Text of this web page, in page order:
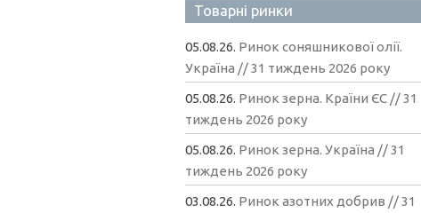
Товарні ринки
05.08.26. Ринок соняшникової олії.
Україна // 31 тиждень 2026 року
05.08.26. Ринок зерна. Країни ЄС // 31
тиждень 2026 року
05.08.26. Ринок зерна. Україна // 31
тиждень 2026 року
03.08.26. Ринок азотних добрив // 31